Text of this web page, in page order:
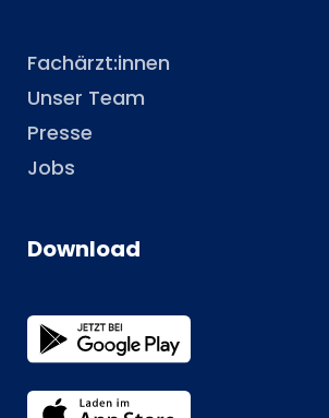
Fachärzt:innen
Unser Team
Presse
Jobs
Download